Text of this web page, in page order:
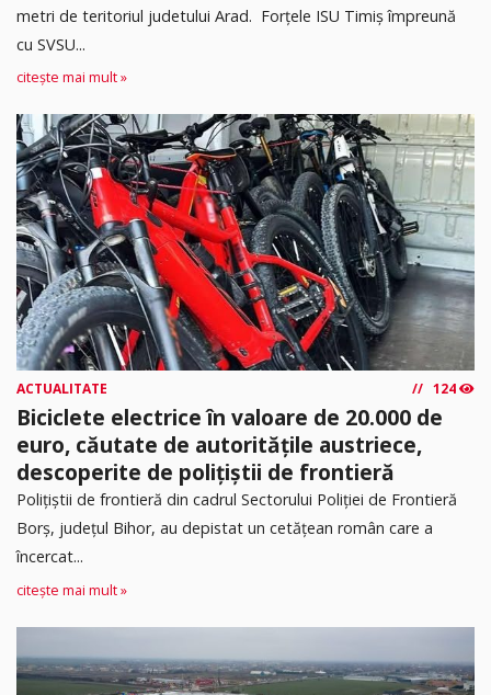
metri de teritoriul judetului Arad. Forțele ISU Timiș împreună
cu SVSU...
citește mai mult »
ACTUALITATE 124
Biciclete electrice în valoare de 20.000 de
euro, căutate de autoritățile austriece,
descoperite de polițiștii de frontieră
Poliţiştii de frontieră din cadrul Sectorului Poliției de Frontieră
Borș, județul Bihor, au depistat un cetățean român care a
încercat...
citește mai mult »